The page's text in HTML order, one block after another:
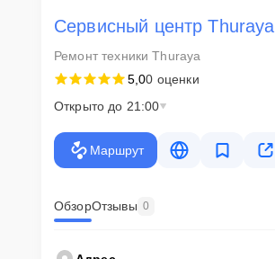
Сервисный центр Thuraya
Ремонт техники Thuraya
5,00 оценки
Открыто до 21:00
Маршрут
ОбзорОтзывы 0